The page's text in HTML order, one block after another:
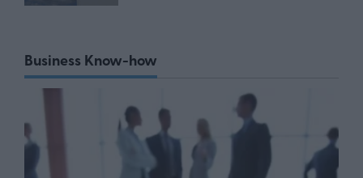
Business Know-how